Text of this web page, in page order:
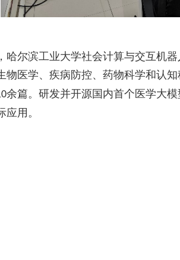
哈尔滨工业大学社会计算与交互机
物医学、疾病防控、药物科学和认
余篇。研发并开源国内首个医学大模
用。